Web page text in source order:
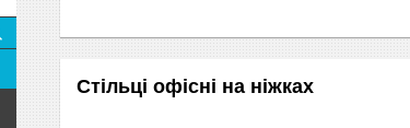
Стільці офісні на ніжках